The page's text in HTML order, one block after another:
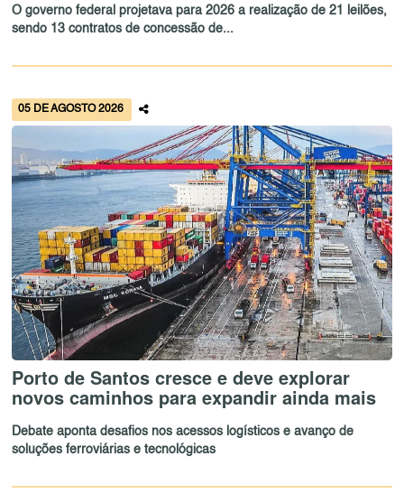
O governo federal projetava para 2026 a realização de 21 leilões,
sendo 13 contratos de concessão de...
05 DE AGOSTO 2026
Porto de Santos cresce e deve explorar
novos caminhos para expandir ainda mais
Debate aponta desafios nos acessos logísticos e avanço de
soluções ferroviárias e tecnológicas